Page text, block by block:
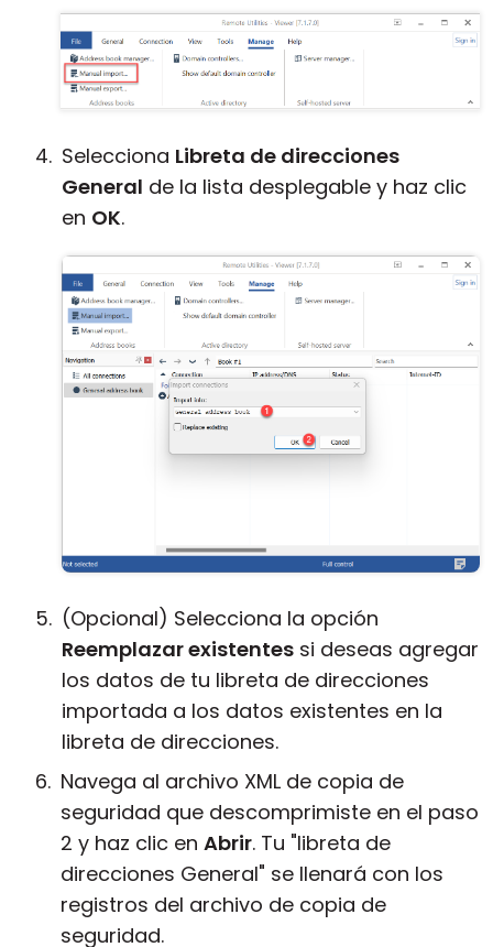
Selecciona Libreta de direcciones
General de la lista desplegable y haz clic
en OK.
(Opcional) Selecciona la opción
Reemplazar existentes si deseas agregar
los datos de tu libreta de direcciones
importada a los datos existentes en la
libreta de direcciones.
Navega al archivo XML de copia de
seguridad que descomprimiste en el paso
2 y haz clic en Abrir. Tu "libreta de
direcciones General" se llenará con los
registros del archivo de copia de
seguridad.